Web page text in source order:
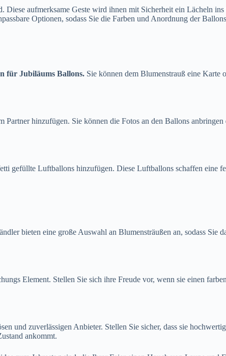
aufmerksame Geste wird ihnen mit Sicherheit ein Lächeln
Optionen, sodass Sie die Farben und Anordnung der
für Jubiläums Ballons. Sie können dem Blumenstrauß eine Karte
hinzufügen. Sie können die Fotos an den Ballons
gefüllte Luftballons hinzufügen. Diese Luftballons schaffen eine
bieten eine große Auswahl an Blumensträußen an, sodass Sie
Element. Stellen Sie sich ihre Freude vor, wenn sie einen
und zuverlässigen Anbieter. Stellen Sie sicher, dass sie
ankommt.